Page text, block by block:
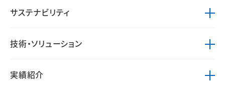
サステナビリティ
技術・ソリューション
実績紹介